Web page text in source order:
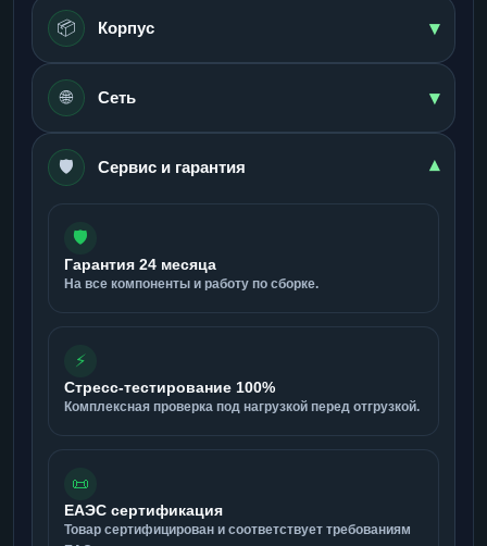
📦 Корпус ▾
🌐 Сеть ▾
🛡️ Сервис и гарантия ▾
🛡️
Гарантия 24 месяца
На все компоненты и работу по сборке.
⚡
Стресс-тестирование 100%
Комплексная проверка под нагрузкой перед отгрузкой.
📜
ЕАЭС сертификация
Товар сертифицирован и соответствует требованиям